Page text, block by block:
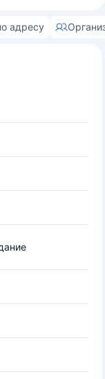
адресу